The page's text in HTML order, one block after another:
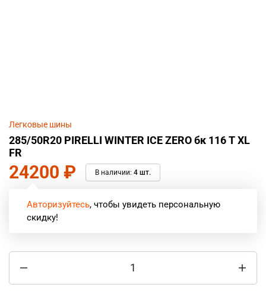
Легковые шины
285/50R20 PIRELLI WINTER ICE ZERO бк 116 T XL
FR
24200 ₽ В наличии: 4 шт.
Авторизуйтесь, чтобы увидеть персональную
скидку!